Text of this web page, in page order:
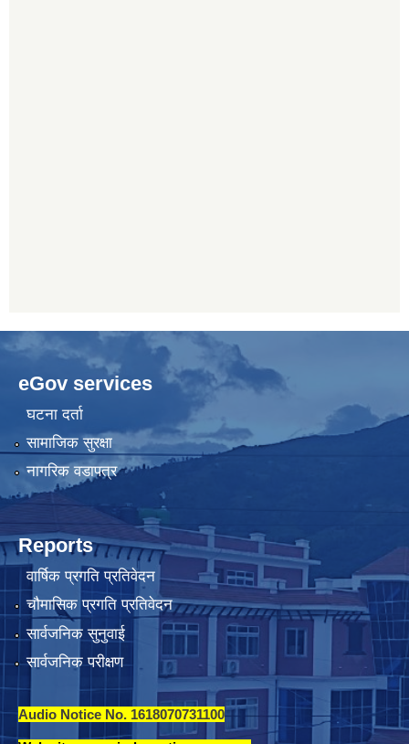
eGov services
घटना दर्ता
सामाजिक सुरक्षा
नागरिक वडापत्र
Reports
वार्षिक प्रगति प्रतिवेदन
चौमासिक प्रगति प्रतिवेदन
सार्वजनिक सुनुवाई
सार्वजनिक परीक्षण
Audio Notice No. 1618070731100